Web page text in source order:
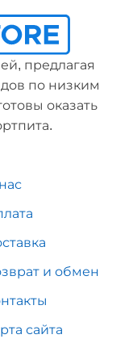
предлагая
по низким
оказать
и обмен
сайта